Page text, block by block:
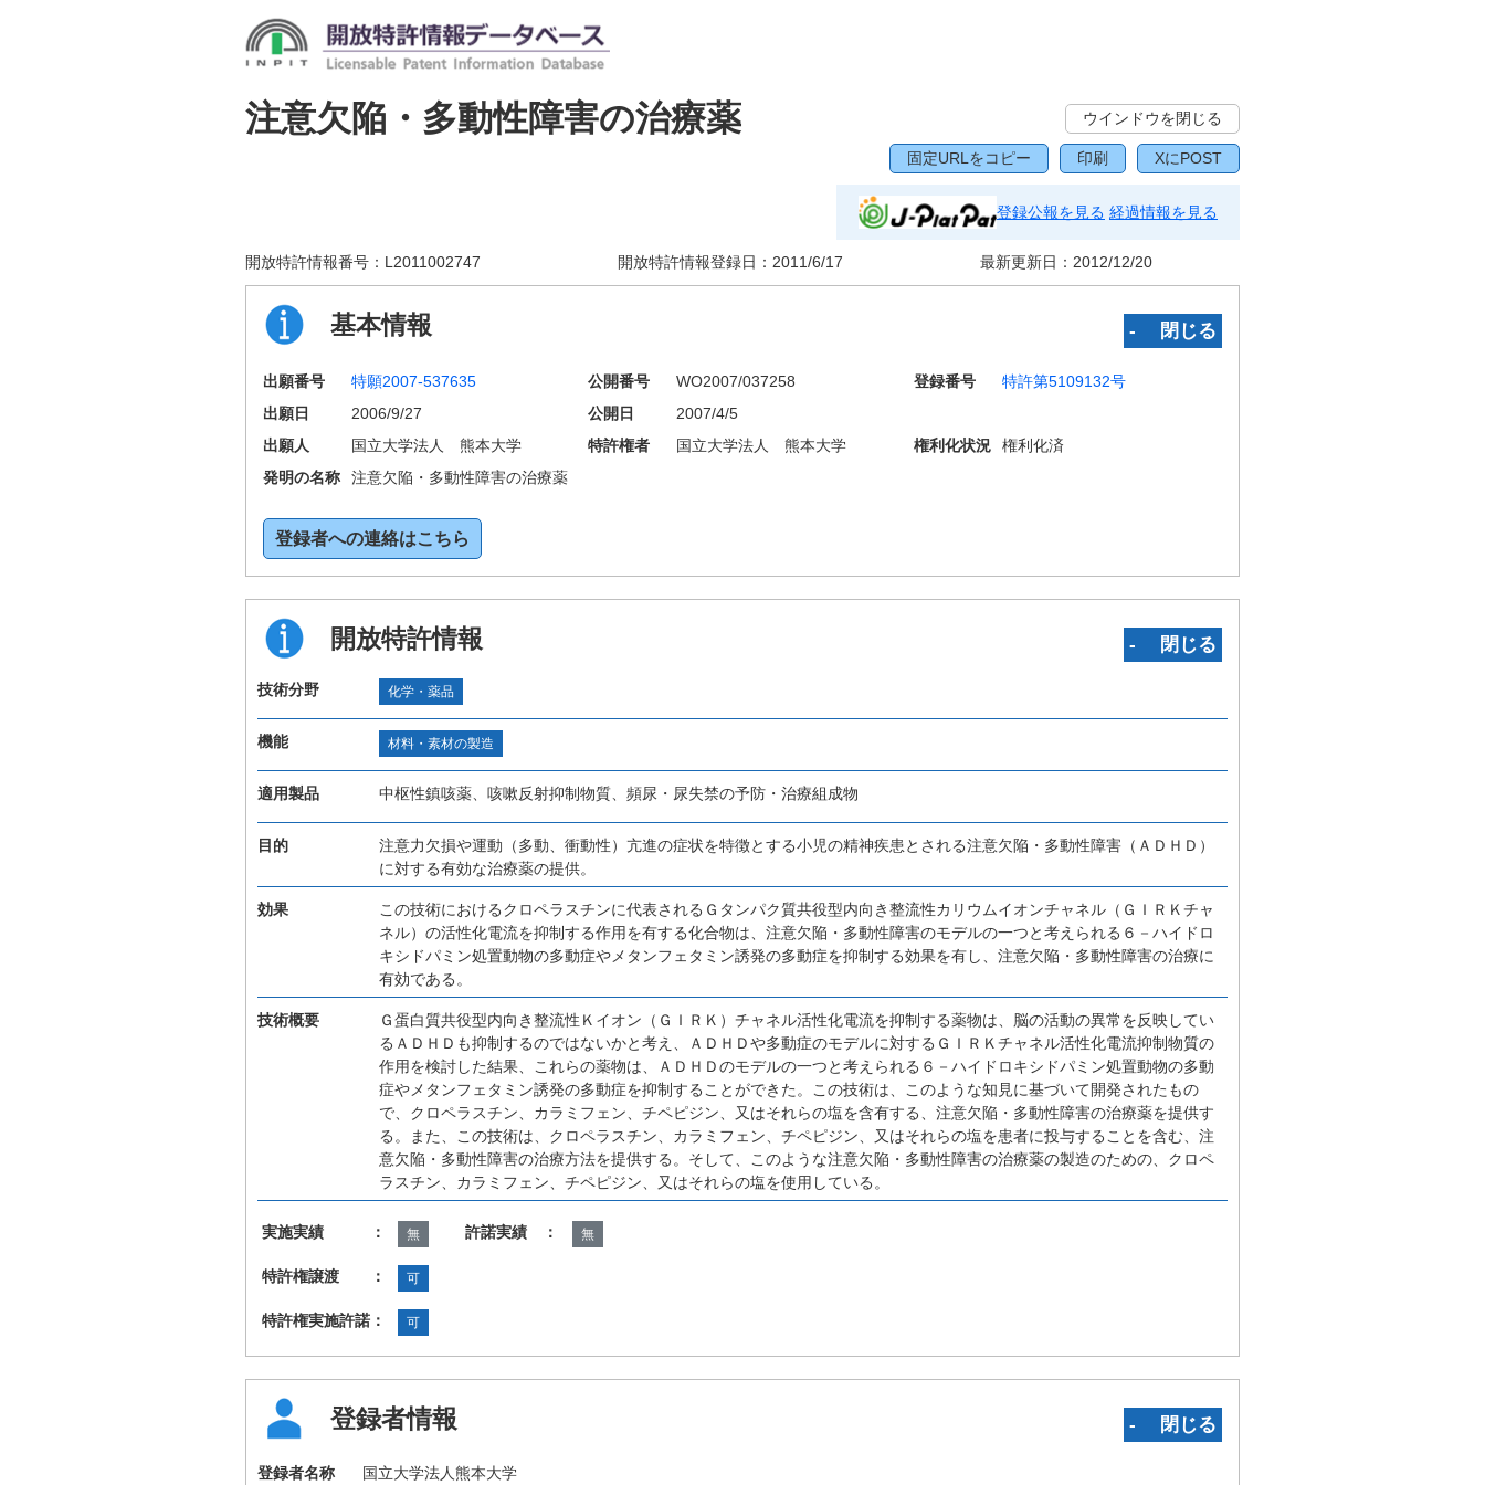
注意欠陥・多動性障害の治療薬 ウインドウを閉じる
固定URLをコピー 印刷 XにPOST
登録公報を見る 経過情報を見る
開放特許情報番号： L2011002747 開放特許情報登録日： 2011/6/17 最新更新日： 2012/12/20
基本情報 ‐ 閉じる
出願番号 特願2007-537635 公開番号 WO2007/037258 登録番号
特許第5109132号
出願日
2006/9/27 公開日
2007/4/5
出願人
国立大学法人 熊本大学 特許権者 国立大学法人 熊本大学 権利化状況
権利化済
発明の名称
注意欠陥・多動性障害の治療薬
登録者への連絡はこちら
開放特許情報 ‐ 閉じる
技術分野 化学・薬品
機能 材料・素材の製造
適用製品 中枢性鎮咳薬、咳嗽反射抑制物質、頻尿・尿失禁の予防・治療組成物
目的
注意力欠損や運動（多動、衝動性）亢進の症状を特徴とする小児の精神疾患とされる注意欠陥・多動性障害（ＡＤＨＤ）
に対する有効な治療薬の提供。
効果
この技術におけるクロペラスチンに代表されるＧタンパク質共役型内向き整流性カリウムイオンチャネル（ＧＩＲＫチャ
ネル）の活性化電流を抑制する作用を有する化合物は、注意欠陥・多動性障害のモデルの一つと考えられる６－ハイドロ
キシドパミン処置動物の多動症やメタンフェタミン誘発の多動症を抑制する効果を有し、注意欠陥・多動性障害の治療に
有効である。
技術概要
Ｇ蛋白質共役型内向き整流性Ｋイオン（ＧＩＲＫ）チャネル活性化電流を抑制する薬物は、脳の活動の異常を反映してい
るＡＤＨＤも抑制するのではないかと考え、ＡＤＨＤや多動症のモデルに対するＧＩＲＫチャネル活性化電流抑制物質の
作用を検討した結果、これらの薬物は、ＡＤＨＤのモデルの一つと考えられる６－ハイドロキシドパミン処置動物の多動
症やメタンフェタミン誘発の多動症を抑制することができた。この技術は、このような知見に基づいて開発されたもの
で、クロペラスチン、カラミフェン、チペピジン、又はそれらの塩を含有する、注意欠陥・多動性障害の治療薬を提供す
る。また、この技術は、クロペラスチン、カラミフェン、チペピジン、又はそれらの塩を患者に投与することを含む、注
意欠陥・多動性障害の治療方法を提供する。そして、このような注意欠陥・多動性障害の治療薬の製造のための、クロペ
ラスチン、カラミフェン、チペピジン、又はそれらの塩を使用している。
実施実績 ： 無 許諾実績 ： 無
特許権譲渡 ： 可
特許権実施許諾： 可
登録者情報 ‐ 閉じる
登録者名称 国立大学法人熊本大学